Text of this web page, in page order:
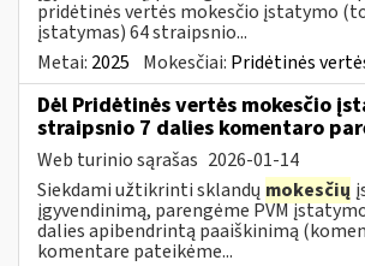
pridėtinės vertės mokesčio įstatymo
įstatymas) 64 straipsnio...
Metai: 2025 Mokesčiai: Pridėtinės
Dėl Pridėtinės vertės mokesčio
straipsnio 7 dalies komentaro
Web turinio sąrašas 2026-01-14
Siekdami užtikrinti sklandų mokesčių
įgyvendinimą, parengėme PVM
dalies apibendrintą paaiškinimą
komentare pateikėme...